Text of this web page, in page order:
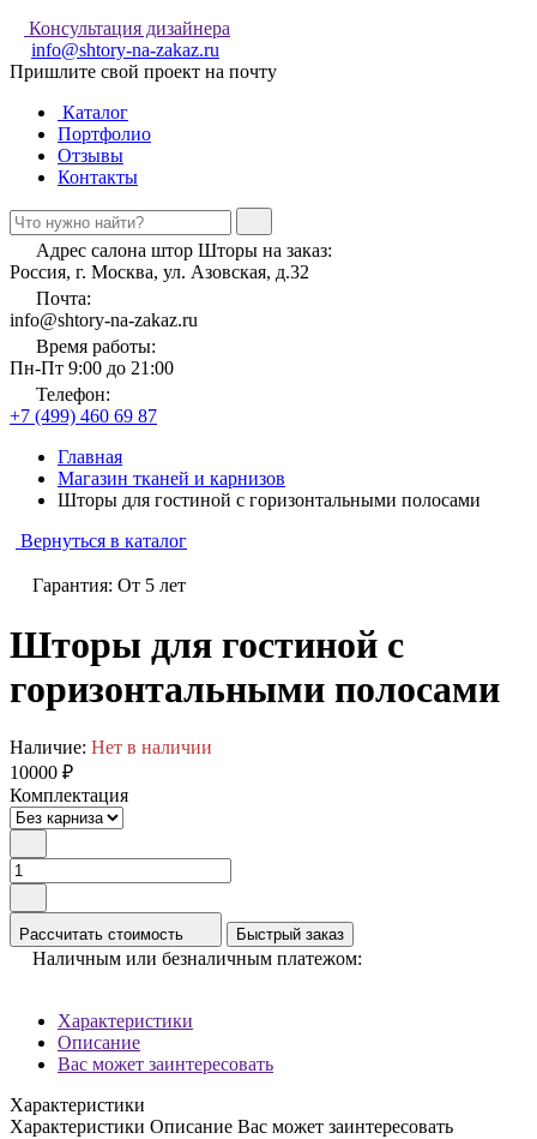
Консультация дизайнера
info@shtory-na-zakaz.ru
Пришлите свой проект на почту
Каталог
Портфолио
Отзывы
Контакты
Адрес салона штор Шторы на заказ:
Россия, г. Москва, ул. Азовская, д.32
Почта:
info@shtory-na-zakaz.ru
Время работы:
Пн-Пт 9:00 до 21:00
Телефон:
+7 (499) 460 69 87
Главная
Магазин тканей и карнизов
Шторы для гостиной с горизонтальными полосами
Вернуться в каталог
Гарантия: От 5 лет
Шторы для гостиной с
горизонтальными полосами
Наличие: Нет в наличии
10000 ₽
Комплектация
Рассчитать стоимость Быстрый заказ
Наличным или безналичным платежом:
Характеристики
Описание
Вас может заинтересовать
Характеристики
Характеристики Описание Вас может заинтересовать